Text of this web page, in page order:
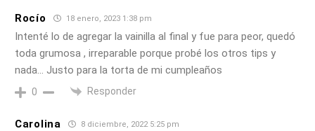
Rocío 18 enero, 2023 1:38 pm
Intenté lo de agregar la vainilla al final y fue para peor, quedó
toda grumosa , irreparable porque probé los otros tips y
nada… Justo para la torta de mi cumpleaños
0 Responder
Carolina 8 diciembre, 2022 5:25 pm